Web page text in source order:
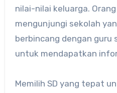
nilai-nilai keluarga.
mengunjungi sekolah
berbincang dengan guru
untuk mendapatkan
Memilih SD yang tepat